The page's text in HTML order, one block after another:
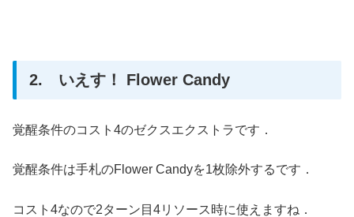
2. いえす！ Flower Candy
覚醒条件のコスト4のゼクスエクストラです．
覚醒条件は手札のFlower Candyを1枚除外するです．
コスト4なので2ターン目4リソース時に使えますね．